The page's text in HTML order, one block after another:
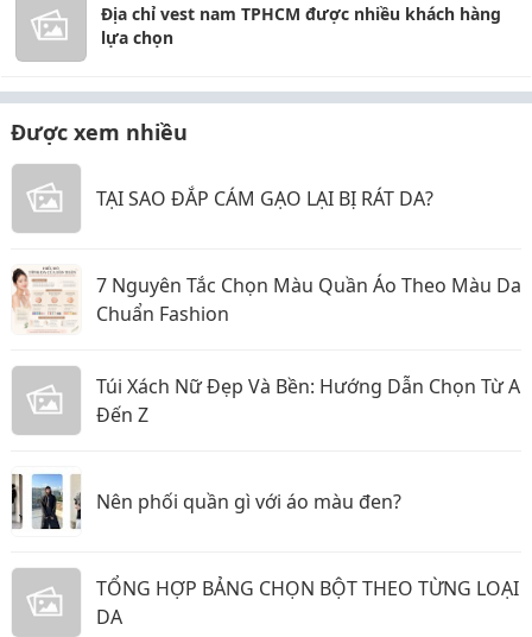
Địa chỉ vest nam TPHCM được nhiều khách hàng
lựa chọn
Được xem nhiều
TẠI SAO ĐẮP CÁM GẠO LẠI BỊ RÁT DA?
7 Nguyên Tắc Chọn Màu Quần Áo Theo Màu Da
Chuẩn Fashion
Túi Xách Nữ Đẹp Và Bền: Hướng Dẫn Chọn Từ A
Đến Z
Nên phối quần gì với áo màu đen?
TỔNG HỢP BẢNG CHỌN BỘT THEO TỪNG LOẠI
DA